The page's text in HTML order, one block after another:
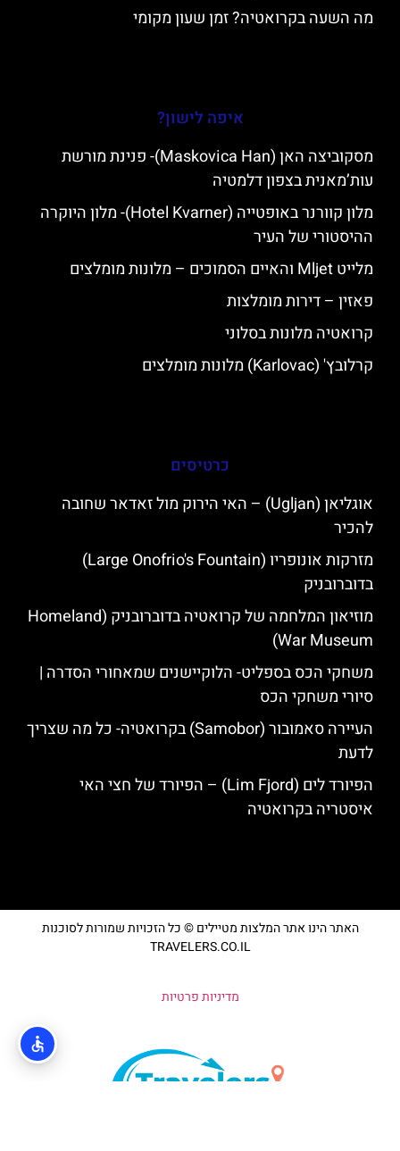
מה השעה בקרואטיה? זמן שעון מקומי
איפה לישון?
מסקוביצה האן (Maskovica Han)- פנינת מורשת
עות’מאנית בצפון דלמטיה
מלון קוורנר באופטייה (Hotel Kvarner)- מלון היוקרה
ההיסטורי של העיר
מלייט Mljet והאיים הסמוכים – מלונות מומלצים
פאזין – דירות מומלצות
קרואטיה מלונות בסלוני
קרלובץ' (Karlovac) מלונות מומלצים
כרטיסים
אוגליאן (Ugljan) – האי הירוק מול זאדאר שחובה
להכיר
מזרקות אונופריו (Large Onofrio's Fountain)
בדוברובניק
מוזיאון המלחמה של קרואטיה בדוברובניק (Homeland
War Museum)
משחקי הכס בספליט- הלוקיישנים שמאחורי הסדרה |
סיורי משחקי הכס
העיירה סאמובור (Samobor) בקרואטיה- כל מה שצריך
לדעת
הפיורד לים (Lim Fjord) – הפיורד של חצי האי
איסטריה בקרואטיה
האתר הינו אתר המלצות מטיילים © כל הזכויות שמורות לסוכנות
TRAVELERS.CO.IL
מדיניות פרטיות